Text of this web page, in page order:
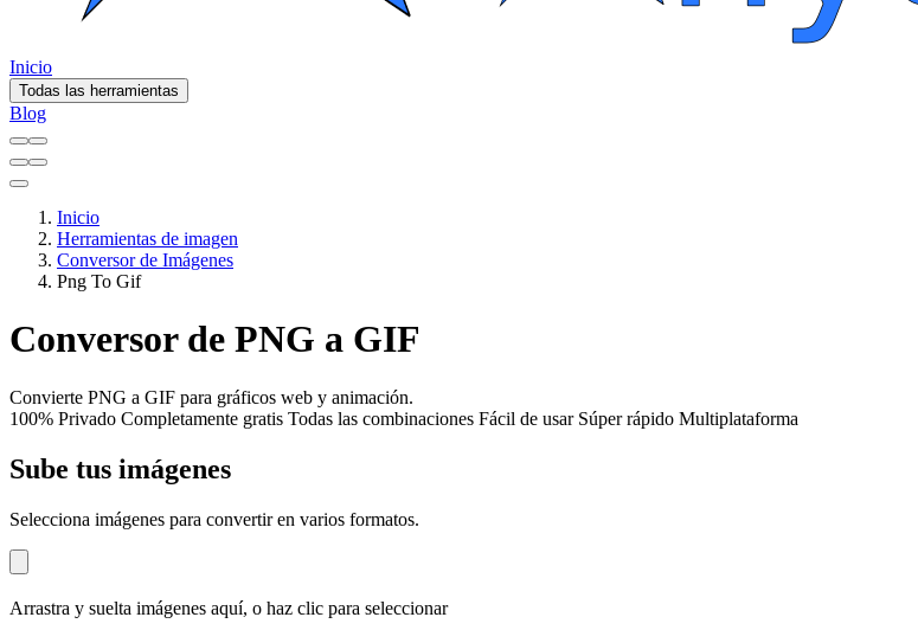
Inicio
Todas las herramientas
Blog
Inicio
Herramientas de imagen
Conversor de Imágenes
Png To Gif
Conversor de PNG a GIF
Convierte PNG a GIF para gráficos web y animación.
100% Privado Completamente gratis Todas las combinaciones Fácil de usarSúper rápido Multiplataforma
Sube tus imágenes
Selecciona imágenes para convertir en varios formatos.
Arrastra y suelta imágenes aquí, o haz clic para seleccionar